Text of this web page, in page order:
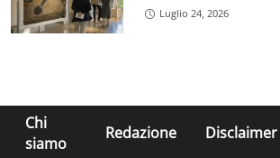
Luglio 24, 2026
Chi
siamo
Redazione Disclaimer